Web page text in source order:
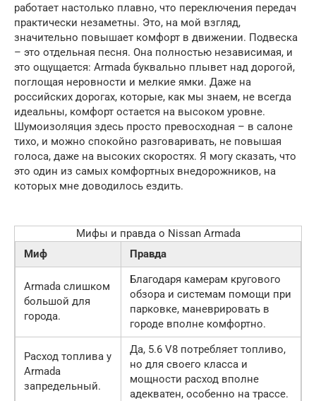
работает настолько плавно, что переключения передач
практически незаметны. Это, на мой взгляд,
значительно повышает комфорт в движении. Подвеска
– это отдельная песня. Она полностью независимая, и
это ощущается: Armada буквально плывет над дорогой,
поглощая неровности и мелкие ямки. Даже на
российских дорогах, которые, как мы знаем, не всегда
идеальны, комфорт остается на высоком уровне.
Шумоизоляция здесь просто превосходная – в салоне
тихо, и можно спокойно разговаривать, не повышая
голоса, даже на высоких скоростях. Я могу сказать, что
это один из самых комфортных внедорожников, на
которых мне доводилось ездить.
Мифы и правда о Nissan Armada
Миф
Правда
Armada слишком
большой для
города.
Благодаря камерам кругового
обзора и системам помощи при
парковке, маневрировать в
городе вполне комфортно.
Расход топлива у
Armada
запредельный.
Да, 5.6 V8 потребляет топливо,
но для своего класса и
мощности расход вполне
адекватен, особенно на трассе.